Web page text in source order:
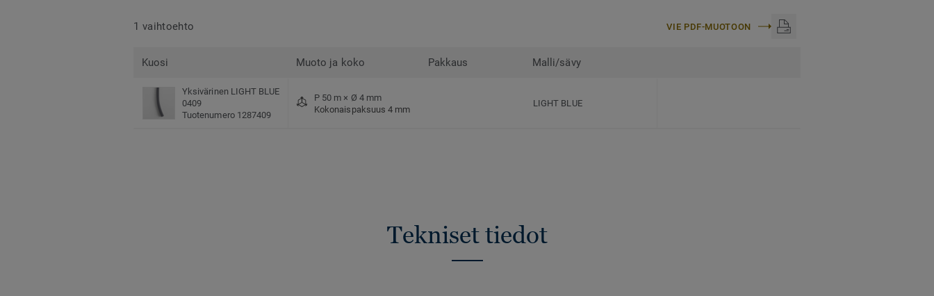
1 vaihtoehto VIE PDF-MUOTOON
Kuosi Muoto ja koko Pakkaus Malli/sävy
Yksivärinen LIGHT BLUE
0409
Tuotenumero 1287409
P 50 m × Ø 4 mm
Kokonaispaksuus 4 mm
LIGHT BLUE
Tekniset tiedot